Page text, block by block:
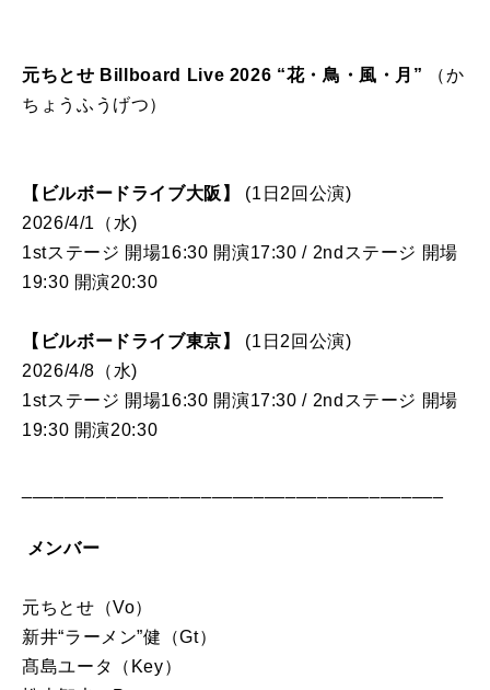
元ちとせ Billboard Live 2026 “花・鳥・風・月”
（か
ちょうふうげつ）
【ビルボードライブ大阪】 (1日2回公演)
2026/4/1（水)
1stステージ 開場16:30 開演17:30 / 2ndステージ 開場
19:30 開演20:30
【ビルボードライブ東京】
(1日2回公演)
2026/4/8（水)
1stステージ 開場16:30 開演17:30 / 2ndステージ 開場
19:30 開演20:30
メンバー
元ちとせ（Vo）
新井“ラーメン”健（Gt）
髙島ユータ（Key）